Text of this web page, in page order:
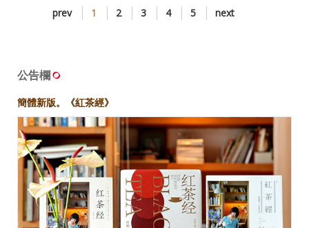
prev 1 2 3 4 5 next
公告欄
簡體新版。《紅茶經》